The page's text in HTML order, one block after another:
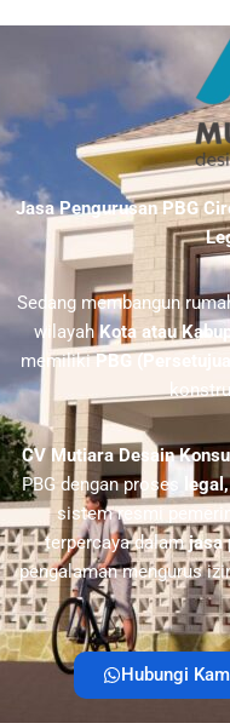
Jasa Pengurusan PBG
Sedang membangun
wilayahKota atau
memilikiPBG
CV Mutiara Desain
PBG dengan proses
sistem resmi
terpercaya dalamjasa
pengalaman mengurus
Hubungi